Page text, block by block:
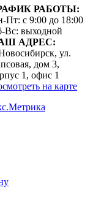
РАБОТЫ:
Пт: с 9:00 до 18:00
Вс: выходной
АДРЕС:
ул.
дом 3,
1, офис 1
на карте